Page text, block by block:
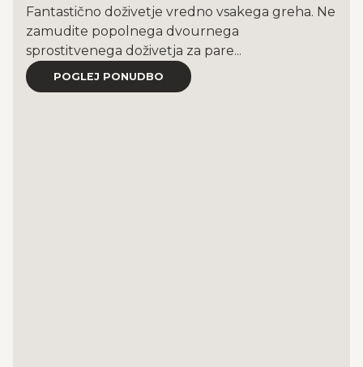
Fantastično doživetje vredno vsakega greha. Ne
zamudite popolnega dvournega
sprostitvenega doživetja za pare...
POGLEJ PONUDBO